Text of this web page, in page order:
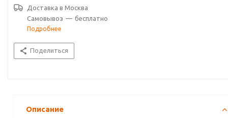
Доставка в Москва
Самовывоз — бесплатно
Подробнее
Поделиться
Описание